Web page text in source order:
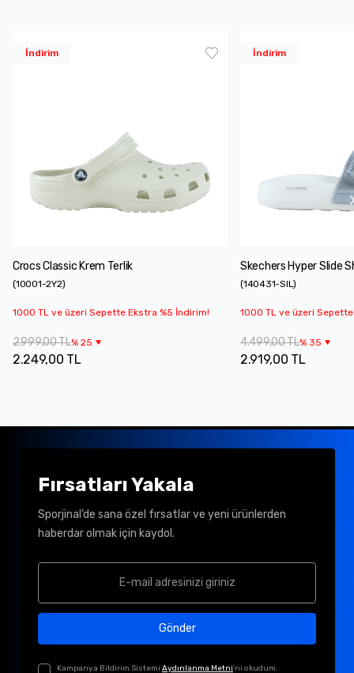
İndirim
Crocs Classic Krem Terlik
(10001-2Y2)
1000 TL ve üzeri Sepette Ekstra %5 İndirim!
2.999,00 TL% 25
2.249,00 TL
İndirim
Skechers Hyper Slide
(140431-SIL)
1000 TL ve üzeri
4.499,00 TL% 35
2.919,00 TL
Fırsatları Yakala
Sporjinal’de sana özel fırsatlar ve yeni ürünlerden
haberdar olmak için kaydol.
Gönder
Kampanya Bildirim Sistemi Aydınlanma Metni'ni okudum.